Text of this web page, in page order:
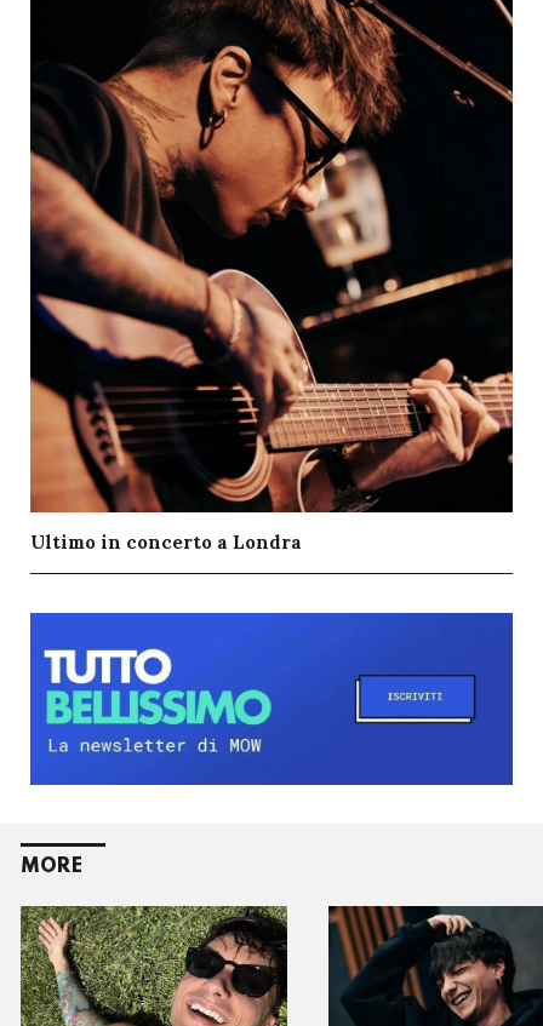
Ultimo in concerto a Londra
MORE